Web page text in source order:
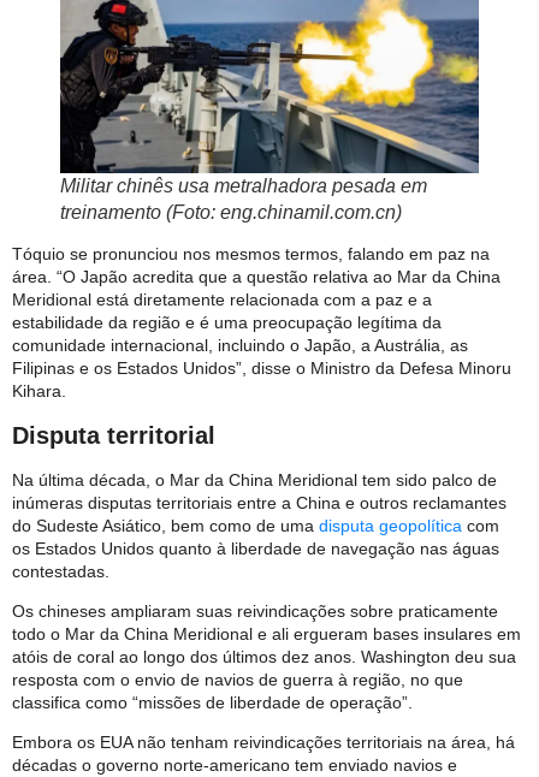
Militar chinês usa metralhadora pesada em
treinamento (Foto: eng.chinamil.com.cn)
Tóquio se pronunciou nos mesmos termos, falando em paz na
área. “O Japão acredita que a questão relativa ao Mar da China
Meridional está diretamente relacionada com a paz e a
estabilidade da região e é uma preocupação legítima da
comunidade internacional, incluindo o Japão, a Austrália, as
Filipinas e os Estados Unidos”, disse o Ministro da Defesa Minoru
Kihara.
Disputa territorial
Na última década, o Mar da China Meridional tem sido palco de
inúmeras disputas territoriais entre a China e outros reclamantes
do Sudeste Asiático, bem como de uma disputa geopolítica com
os Estados Unidos quanto à liberdade de navegação nas águas
contestadas.
Os chineses ampliaram suas reivindicações sobre praticamente
todo o Mar da China Meridional e ali ergueram bases insulares em
atóis de coral ao longo dos últimos dez anos. Washington deu sua
resposta com o envio de navios de guerra à região, no que
classifica como “missões de liberdade de operação”.
Embora os EUA não tenham reivindicações territoriais na área, há
décadas o governo norte-americano tem enviado navios e